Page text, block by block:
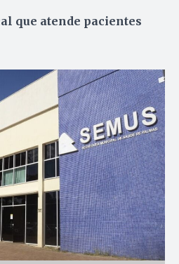
que atende pacientes